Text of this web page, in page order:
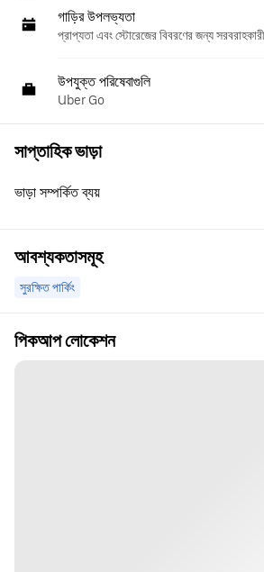
গাড়ির উপলভ্যতা
প্রাপ্যতা এবং স্টোরেজের বিবরণের জন্য
উপযুক্ত পরিষেবাগুলি
Uber Go
সাপ্তাহিক ভাড়া
ভাড়া সম্পর্কিত ব্যয়
আবশ্যকতাসমূহ
সুরক্ষিত পার্কিং
পিকআপ লোকেশন